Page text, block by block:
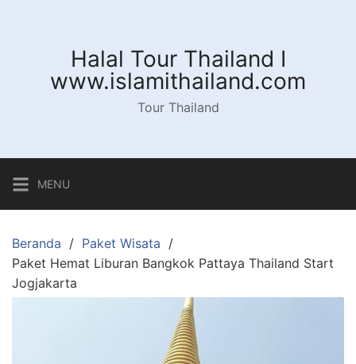
Halal Tour Thailand I
www.islamithailand.com
Tour Thailand
MENU
Beranda
Paket Wisata
Paket Hemat Liburan Bangkok Pattaya Thailand Start
Jogjakarta